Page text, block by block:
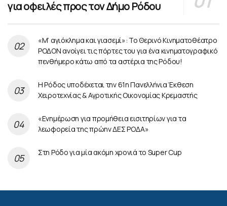
για οφειλές προς τον Δήμο Ρόδου
«Μ’ αγιόκλημα και γιασεμί»: Το Θερινό Κινηματοθέατρο
ΡΟΔΟΝ ανοίγει τις πόρτες του για ένα κινηματογραφικό
πενθήμερο κάτω από τα αστέρια της Ρόδου!
Η Ρόδος υποδέχεται την 61η Πανελλήνια Έκθεση
Χειροτεχνίας & Αγροτικής Οικονομίας Κρεμαστής
«Ενημέρωση για προμήθεια εισιτηρίων για τα
λεωφορεία της πρώην ΔΕΣ ΡΟΔΑ»
Στη Ρόδο για μία ακόμη χρονιά το Super Cup